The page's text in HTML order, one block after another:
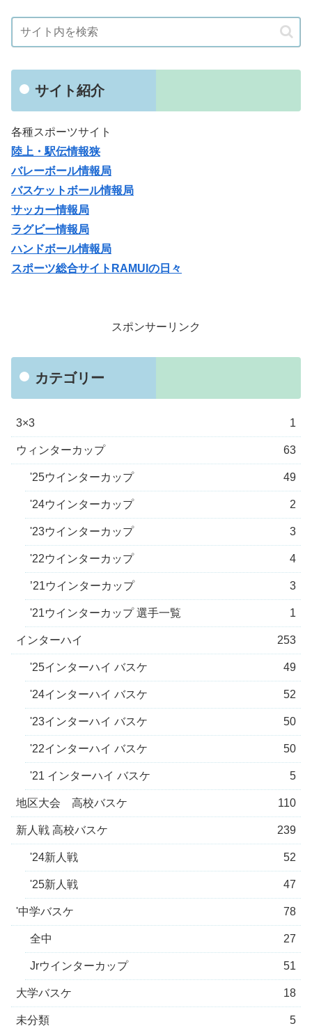
サイト紹介
各種スポーツサイト
陸上・駅伝情報狭
バレーボール情報局
バスケットボール情報局
サッカー情報局
ラグビー情報局
ハンドボール情報局
スポーツ総合サイトRAMUIの日々
スポンサーリンク
カテゴリー
3×3 1
ウィンターカップ 63
'25ウインターカップ 49
'24ウインターカップ 2
'23ウインターカップ 3
'22ウインターカップ 4
’21ウインターカップ 3
'21ウインターカップ 選手一覧 1
インターハイ 253
'25インターハイ バスケ 49
'24インターハイ バスケ 52
'23インターハイ バスケ 50
'22インターハイ バスケ 50
'21 インターハイ バスケ 5
地区大会 高校バスケ 110
新人戦 高校バスケ 239
'24新人戦 52
'25新人戦 47
'中学バスケ 78
全中 27
Jrウインターカップ 51
大学バスケ 18
未分類 5